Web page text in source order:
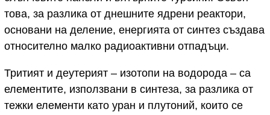
това, за разлика от днешните ядрени реактори,
основани на деление, енергията от синтез създава
относително малко радиоактивни отпадъци.
Тритият и деутерият – изотопи на водорода – са
елементите, използвани в синтеза, за разлика от
тежки елементи като уран и плутоний, които се